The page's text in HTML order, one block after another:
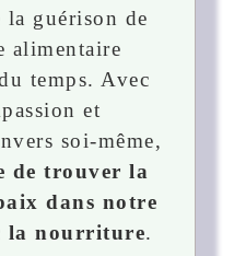
la guérison de
alimentaire
temps. Avec
et
soi-même,
de trouver la
dans notre
la nourriture.